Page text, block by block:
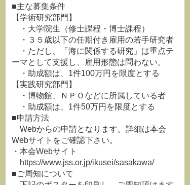
■主な募集条件
【学術研究部門】
・大学院生（修士課程・博士課程）
・３５歳以下の任期付き雇用の若手研究者
・ただし、「海に関係する研究」は重点テ
ーマとして支援し、雇用形態は問わない。
・助成額は、1件100万円を限度とする
【実践研究部門】
・博物館、ＮＰＯなどに所属している者
・助成額は、1件50万円を限度とする
■申請方法
Webからの申請となります。詳細は本会
Webサイトをご確認下さい。
・本会Webサイト
https://www.jss.or.jp/ikusei/sasakawa/
■ご周知について